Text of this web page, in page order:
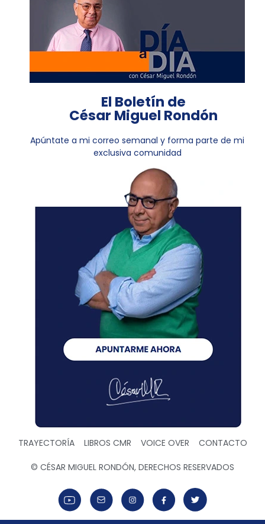
El Boletín de
César Miguel Rondón
Apúntate a mi correo semanal y forma parte de mi
exclusiva comunidad
TRAYECTORÍA LIBROS CMR VOICE OVER CONTACTO
© CÉSAR MIGUEL RONDÓN, DERECHOS RESERVADOS